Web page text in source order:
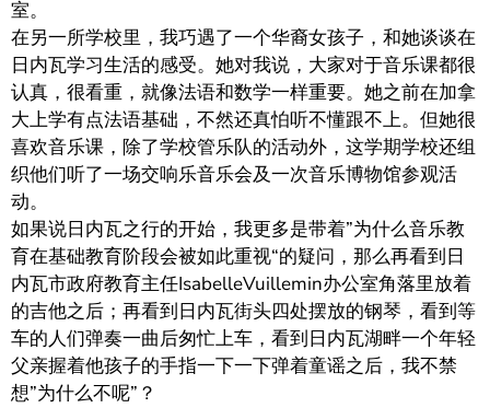
室。
在另一所学校里，我巧遇了一个华裔女孩子，和她谈谈在
日内瓦学习生活的感受。她对我说，大家对于音乐课都很
认真，很看重，就像法语和数学一样重要。她之前在加拿
大上学有点法语基础，不然还真怕听不懂跟不上。但她很
喜欢音乐课，除了学校管乐队的活动外，这学期学校还组
织他们听了一场交响乐音乐会及一次音乐博物馆参观活
动。
如果说日内瓦之行的开始，我更多是带着”为什么音乐教
育在基础教育阶段会被如此重视“的疑问，那么再看到日
内瓦市政府教育主任IsabelleVuillemin办公室角落里放着
的吉他之后；再看到日内瓦街头四处摆放的钢琴，看到等
车的人们弹奏一曲后匆忙上车，看到日内瓦湖畔一个年轻
父亲握着他孩子的手指一下一下弹着童谣之后，我不禁
想”为什么不呢”？